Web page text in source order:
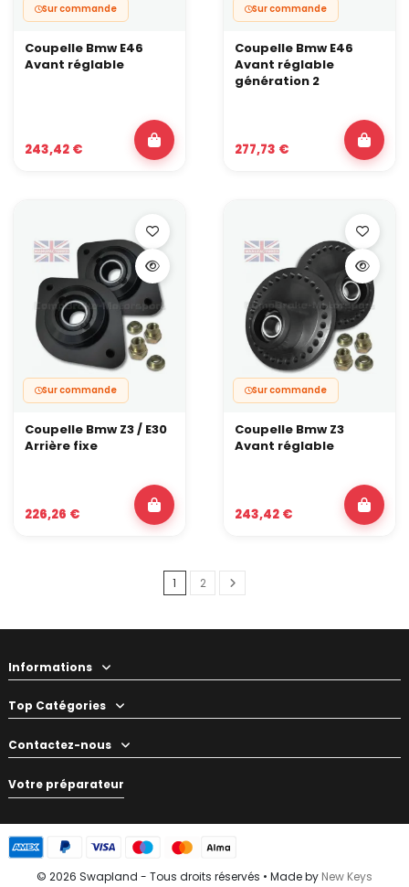
Sur commande
Coupelle Bmw E46
Avant réglable
243,42 €
Sur commande
Coupelle Bmw E46
Avant réglable
génération 2
277,73 €
Sur commande
Coupelle Bmw Z3 / E30
Arrière fixe
226,26 €
Sur commande
Coupelle Bmw Z3
Avant réglable
243,42 €
1 2
Informations
Top Catégories
Contactez-nous
Votre préparateur
© 2026 Swapland - Tous droits réservés • Made by New Keys